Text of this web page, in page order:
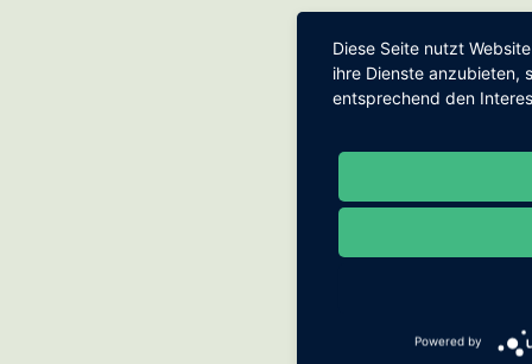
Diese Seite nutzt
ihre Dienste anzubieten,
entsprechend den
Powered by